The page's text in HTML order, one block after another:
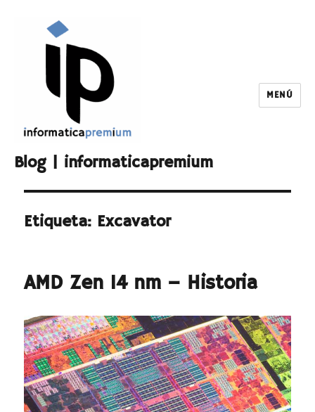
Blog | informaticapremium
MENÚ
Etiqueta: Excavator
AMD Zen 14 nm – Historia